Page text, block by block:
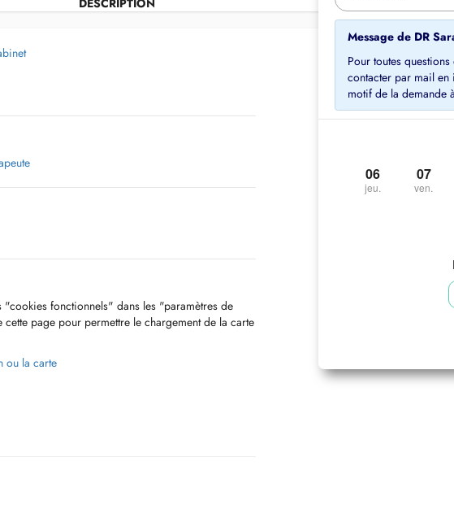
DESCRIPTION
Message de DR
Pour toutes
contacter par mail
motif de la demande
06
jeu.
07
ven.
"cookies fonctionnels" dans les "paramètres de
page pour permettre le chargement de la carte
ou la carte